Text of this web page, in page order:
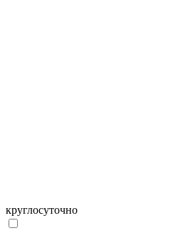
круглосуточно